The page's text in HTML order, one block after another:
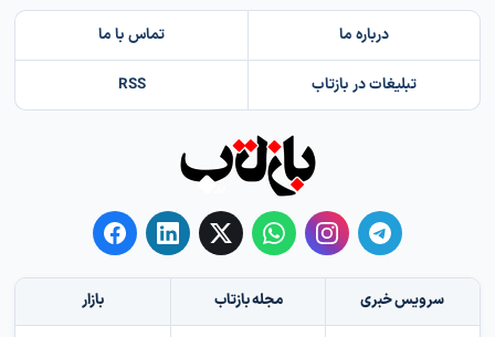
درباره ما تماس با ما
تبلیغات در بازتاب RSS
سرویس خبری مجله بازتاب بازار